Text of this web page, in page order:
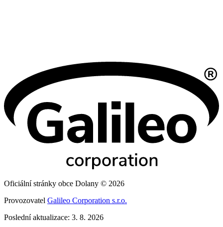
Oficiální stránky obce Dolany © 2026
Provozovatel Galileo Corporation s.r.o.
Poslední aktualizace: 3. 8. 2026